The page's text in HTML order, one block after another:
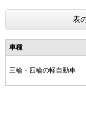
表
車種
三輪・四輪の軽自動車